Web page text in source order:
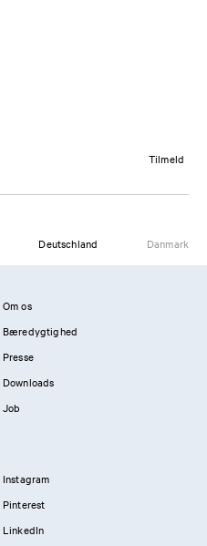
Tilmeld
Deutschland Danmark
Om os
Bæredygtighed
Presse
Downloads
Job
Instagram
Pinterest
LinkedIn